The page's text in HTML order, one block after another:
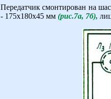
Передатчик смонтирован на
- 175х180х45 мм (рис.7а, 7б),